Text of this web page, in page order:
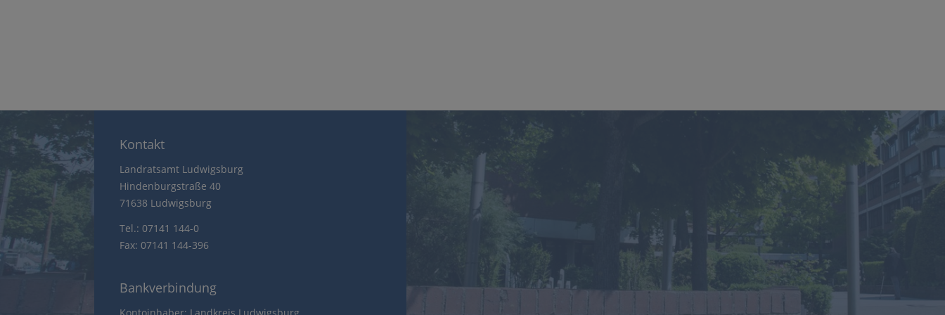
Kontakt
Landratsamt Ludwigsburg
Hindenburgstraße 40
71638 Ludwigsburg
Tel.: 07141 144-0
Fax: 07141 144-396
Bankverbindung